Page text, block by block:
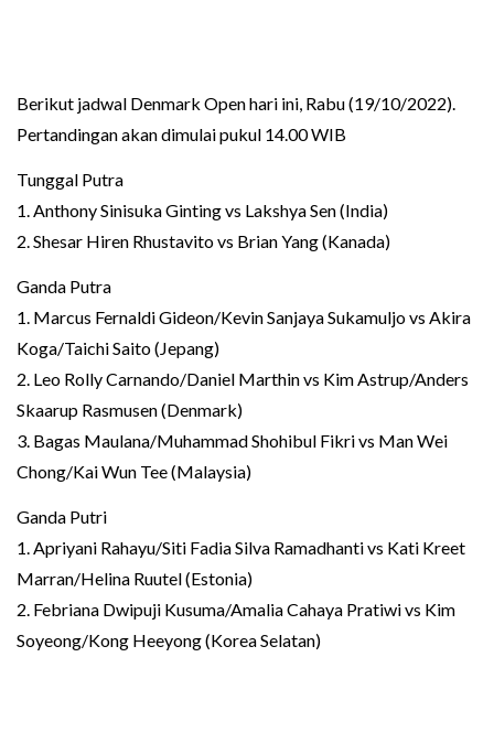
Berikut jadwal Denmark Open hari ini, Rabu (19/10/2022).
Pertandingan akan dimulai pukul 14.00 WIB
Tunggal Putra
1. Anthony Sinisuka Ginting vs Lakshya Sen (India)
2. Shesar Hiren Rhustavito vs Brian Yang (Kanada)
Ganda Putra
1. Marcus Fernaldi Gideon/Kevin Sanjaya Sukamuljo vs Akira
Koga/Taichi Saito (Jepang)
2. Leo Rolly Carnando/Daniel Marthin vs Kim Astrup/Anders
Skaarup Rasmusen (Denmark)
3. Bagas Maulana/Muhammad Shohibul Fikri vs Man Wei
Chong/Kai Wun Tee (Malaysia)
Ganda Putri
1. Apriyani Rahayu/Siti Fadia Silva Ramadhanti vs Kati Kreet
Marran/Helina Ruutel (Estonia)
2. Febriana Dwipuji Kusuma/Amalia Cahaya Pratiwi vs Kim
Soyeong/Kong Heeyong (Korea Selatan)